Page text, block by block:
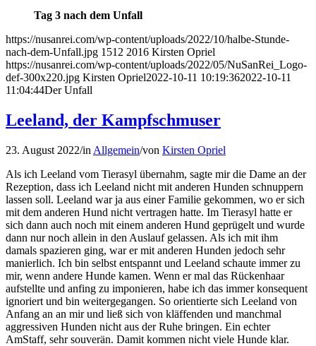
Tag 3 nach dem Unfall
https://nusanrei.com/wp-content/uploads/2022/10/halbe-Stunde-
nach-dem-Unfall.jpg 1512 2016 Kirsten Opriel
https://nusanrei.com/wp-content/uploads/2022/05/NuSanRei_Logo-
def-300x220.jpg Kirsten Opriel2022-10-11 10:19:362022-10-11
11:04:44Der Unfall
Leeland, der Kampfschmuser
23. August 2022/in Allgemein/von Kirsten Opriel
Als ich Leeland vom Tierasyl übernahm, sagte mir die Dame an der
Rezeption, dass ich Leeland nicht mit anderen Hunden schnuppern
lassen soll. Leeland war ja aus einer Familie gekommen, wo er sich
mit dem anderen Hund nicht vertragen hatte. Im Tierasyl hatte er
sich dann auch noch mit einem anderen Hund geprügelt und wurde
dann nur noch allein in den Auslauf gelassen. Als ich mit ihm
damals spazieren ging, war er mit anderen Hunden jedoch sehr
manierlich. Ich bin selbst entspannt und Leeland schaute immer zu
mir, wenn andere Hunde kamen. Wenn er mal das Rückenhaar
aufstellte und anfing zu imponieren, habe ich das immer konsequent
ignoriert und bin weitergegangen. So orientierte sich Leeland von
Anfang an an mir und ließ sich von kläffenden und manchmal
aggressiven Hunden nicht aus der Ruhe bringen. Ein echter
AmStaff, sehr souverän. Damit kommen nicht viele Hunde klar.